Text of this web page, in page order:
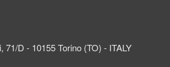
71/D - 10155 Torino (TO) - ITALY